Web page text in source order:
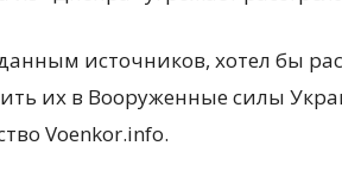
источников, хотел бы
их в Вооруженные силы
Voenkor.info.